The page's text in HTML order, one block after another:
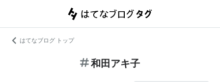
はてなブログ トップ
和田アキ子